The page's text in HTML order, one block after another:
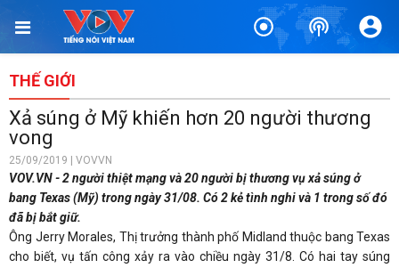
THẾ GIỚI
Xả súng ở Mỹ khiến hơn 20 người thương
vong
25/09/2019 | VOVVN
VOV.VN - 2 người thiệt mạng và 20 người bị thương vụ xả súng ở
bang Texas (Mỹ) trong ngày 31/08. Có 2 kẻ tình nghi và 1 trong số đó
đã bị bắt giữ.
Ông Jerry Morales, Thị trưởng thành phố Midland thuộc bang Texas
cho biết, vụ tấn công xảy ra vào chiều ngày 31/8. Có hai tay súng